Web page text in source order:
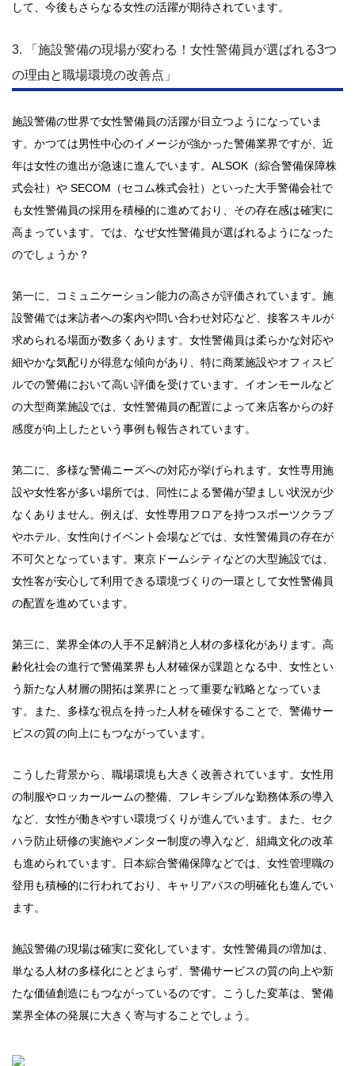
して、今後もさらなる女性の活躍が期待されています。
3. 「施設警備の現場が変わる！女性警備員が選ばれる3つ
の理由と職場環境の改善点」
施設警備の世界で女性警備員の活躍が目立つようになっていま
す。かつては男性中心のイメージが強かった警備業界ですが、近
年は女性の進出が急速に進んでいます。ALSOK（綜合警備保障株
式会社）や SECOM（セコム株式会社）といった大手警備会社で
も女性警備員の採用を積極的に進めており、その存在感は確実に
高まっています。では、なぜ女性警備員が選ばれるようになった
のでしょうか？
第一に、コミュニケーション能力の高さが評価されています。施
設警備では来訪者への案内や問い合わせ対応など、接客スキルが
求められる場面が数多くあります。女性警備員は柔らかな対応や
細やかな気配りが得意な傾向があり、特に商業施設やオフィスビ
ルでの警備において高い評価を受けています。イオンモールなど
の大型商業施設では、女性警備員の配置によって来店客からの好
感度が向上したという事例も報告されています。
第二に、多様な警備ニーズへの対応が挙げられます。女性専用施
設や女性客が多い場所では、同性による警備が望ましい状況が少
なくありません。例えば、女性専用フロアを持つスポーツクラブ
やホテル、女性向けイベント会場などでは、女性警備員の存在が
不可欠となっています。東京ドームシティなどの大型施設では、
女性客が安心して利用できる環境づくりの一環として女性警備員
の配置を進めています。
第三に、業界全体の人手不足解消と人材の多様化があります。高
齢化社会の進行で警備業界も人材確保が課題となる中、女性とい
う新たな人材層の開拓は業界にとって重要な戦略となっていま
す。また、多様な視点を持った人材を確保することで、警備サー
ビスの質の向上にもつながっています。
こうした背景から、職場環境も大きく改善されています。女性用
の制服やロッカールームの整備、フレキシブルな勤務体系の導入
など、女性が働きやすい環境づくりが進んでいます。また、セク
ハラ防止研修の実施やメンター制度の導入など、組織文化の改革
も進められています。日本綜合警備保障などでは、女性管理職の
登用も積極的に行われており、キャリアパスの明確化も進んでい
ます。
施設警備の現場は確実に変化しています。女性警備員の増加は、
単なる人材の多様化にとどまらず、警備サービスの質の向上や新
たな価値創造にもつながっているのです。こうした変革は、警備
業界全体の発展に大きく寄与することでしょう。